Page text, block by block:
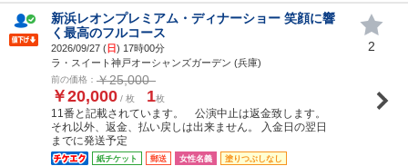
新浜レオンプレミアム・ディナーショー 笑顔に響
く最高のフルコース
2026/09/27 (日) 17時00分
ラ・スイート神戸オーシャンズガーデン (兵庫)
前の価格： ￥25,000
￥20,000 / 枚 1枚
11番と記載されています。 公演中止は返金致します。
それ以外、返金、払い戻しは出来ません。 入金日の翌日
までに発送予定
紙チケット 郵送 女性名義
塗りつぶしなし
2